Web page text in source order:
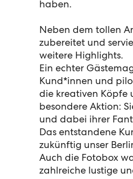
haben.
Neben dem tollen
zubereitet und
weitere Highlights.
Ein echter
Kund*innen und
die kreativen Köpfe
besondere Aktion:
und dabei ihrer
Das entstandene
zukünftig unser
Auch die Fotobox
zahlreiche lustige